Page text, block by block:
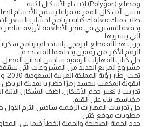
ومضلع (Polygon) لإنشاء الأشكال الآتية
تنشئ الاشكال المفرغة فراغا يسمح للأجسام
طلب منك معلمك كتابة برنامج لحساب السعر
يدفعه المشتري في متجر الأطعمة لأربعة عناصر
التي يشتريها
جرب هذا المقطع البرمجي باستخدام برنامج
الرقم الأكبر من رقمين يدخلهما المستخدم.
حل كتاب المهارات الرقمية سادس ابتدائي الفصل الاول
مشروع المربع الجديد من المشروعات التي
تحت
أيقونة المكعب ليجسد رمرًا حضاريا لمدينة الرياض.
تدريب 3 تغيير حجم الأشكال: اضف الاشكال
مقياسها بناء على القيم.
حل تدريبات المهارات الرقميه سادس الترم
مطويات موقع كتبي
حدد الجملة الصحيحة والجملة الخطأ فيما يلي: